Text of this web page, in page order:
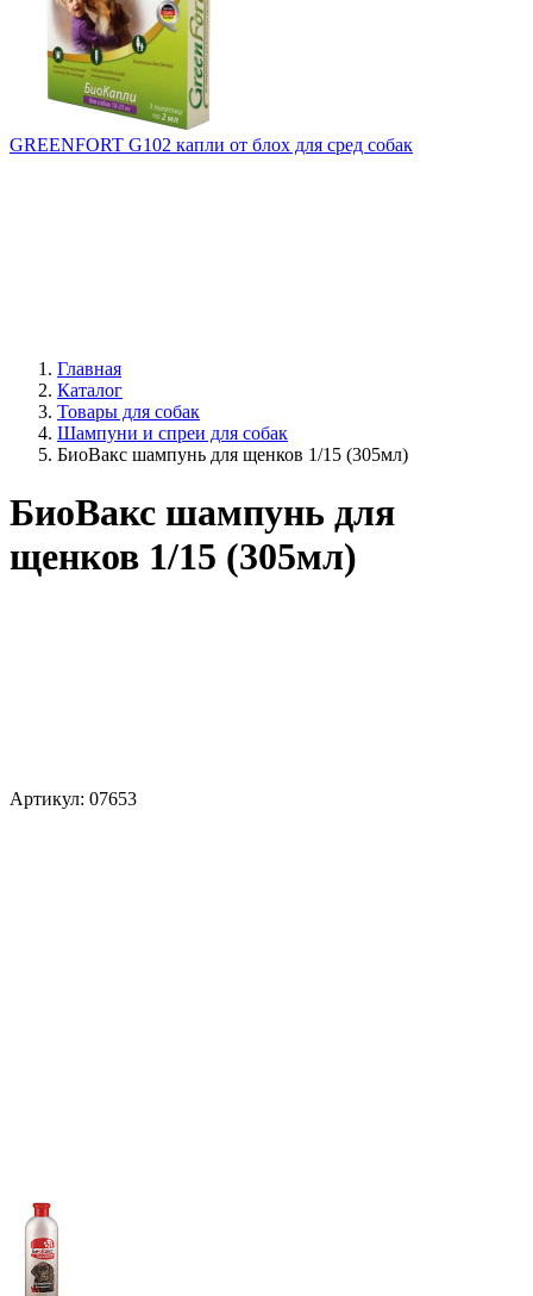
GREENFORT G102 капли от блох для сред собак
Главная
Каталог
Товары для собак
Шампуни и спреи для собак
БиоВакс шампунь для щенков 1/15 (305мл)
БиоВакс шампунь для
щенков 1/15 (305мл)
Артикул: 07653